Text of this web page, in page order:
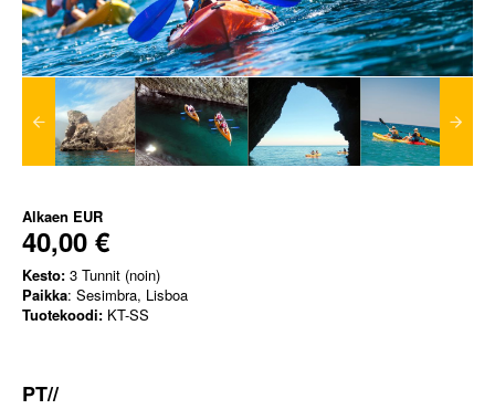
Alkaen EUR
40,00 €
Kesto: 3 Tunnit (noin)
Paikka: Sesimbra, Lisboa
Tuotekoodi: KT-SS
PT//